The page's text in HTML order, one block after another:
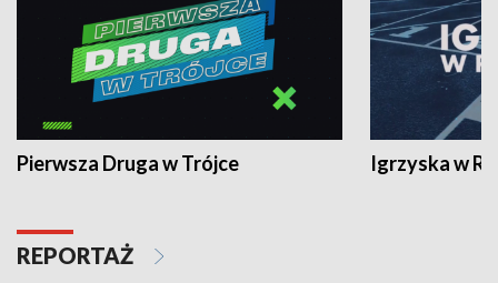
Pierwsza Druga w Trójce Igrzyska w
REPORTAŻ